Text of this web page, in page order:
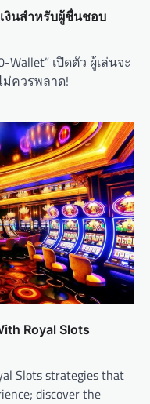
งินสำหรับผู้ชื่นชอบ
เปิดตัว ผู้เล่นจะ
ควรพลาด!
Royal Slots
Slots strategies that
discover the